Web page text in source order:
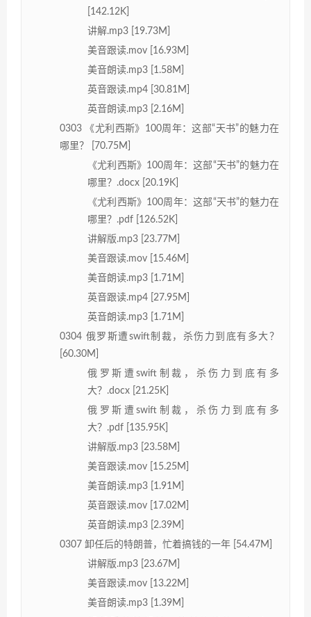
[142.12K]
讲解.mp3 [19.73M]
美音跟读.mov [16.93M]
美音朗读.mp3 [1.58M]
英音跟读.mp4 [30.81M]
英音朗读.mp3 [2.16M]
0303 《尤利西斯》100周年：这部“天书”的魅力在
哪里？ [70.75M]
《尤利西斯》100周年：这部“天书”的魅力在
哪里？.docx [20.19K]
《尤利西斯》100周年：这部“天书”的魅力在
哪里？.pdf [126.52K]
讲解版.mp3 [23.77M]
美音跟读.mov [15.46M]
美音朗读.mp3 [1.71M]
英音跟读.mp4 [27.95M]
英音朗读.mp3 [1.71M]
0304 俄罗斯遭swift制裁，杀伤力到底有多大？
[60.30M]
俄罗斯遭swift制裁，杀伤力到底有多
大？.docx [21.25K]
俄罗斯遭swift制裁，杀伤力到底有多
大？.pdf [135.95K]
讲解版.mp3 [23.58M]
美音跟读.mov [15.25M]
美音朗读.mp3 [1.91M]
英音跟读.mov [17.02M]
英音朗读.mp3 [2.39M]
0307 卸任后的特朗普，忙着搞钱的一年 [54.47M]
讲解版.mp3 [23.67M]
美音跟读.mov [13.22M]
美音朗读.mp3 [1.39M]